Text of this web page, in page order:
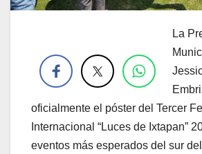
La
oficialmente el póster del Tercer
Internacional “Luces de Ixtapan”
eventos más esperados del sur